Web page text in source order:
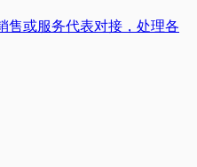
售或服务代表对接，处理各